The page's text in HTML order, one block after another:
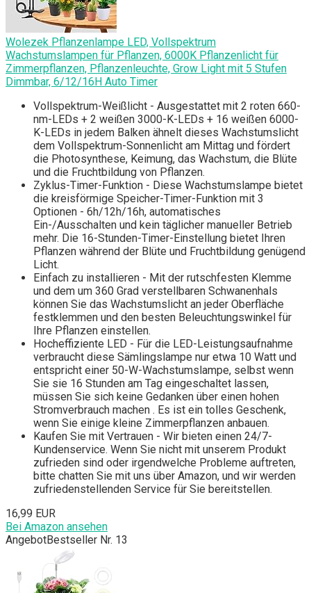
Wolezek Pflanzenlampe LED, Vollspektrum
Wachstumslampen für Pflanzen, 6000K Pflanzenlicht für
Zimmerpflanzen, Pflanzenleuchte, Grow Light mit 5 Stufen
Dimmbar, 6/12/16H Auto Timer
Vollspektrum-Weißlicht - Ausgestattet mit 2 roten 660-
nm-LEDs + 2 weißen 3000-K-LEDs + 16 weißen 6000-
K-LEDs in jedem Balken ähnelt dieses Wachstumslicht
dem Vollspektrum-Sonnenlicht am Mittag und fördert
die Photosynthese, Keimung, das Wachstum, die Blüte
und die Fruchtbildung von Pflanzen.
Zyklus-Timer-Funktion - Diese Wachstumslampe bietet
die kreisförmige Speicher-Timer-Funktion mit 3
Optionen - 6h/12h/16h, automatisches
Ein-/Ausschalten und kein täglicher manueller Betrieb
mehr. Die 16-Stunden-Timer-Einstellung bietet Ihren
Pflanzen während der Blüte und Fruchtbildung genügend
Licht.
Einfach zu installieren - Mit der rutschfesten Klemme
und dem um 360 Grad verstellbaren Schwanenhals
können Sie das Wachstumslicht an jeder Oberfläche
festklemmen und den besten Beleuchtungswinkel für
Ihre Pflanzen einstellen.
Hocheffiziente LED - Für die LED-Leistungsaufnahme
verbraucht diese Sämlingslampe nur etwa 10 Watt und
entspricht einer 50-W-Wachstumslampe, selbst wenn
Sie sie 16 Stunden am Tag eingeschaltet lassen,
müssen Sie sich keine Gedanken über einen hohen
Stromverbrauch machen . Es ist ein tolles Geschenk,
wenn Sie einige kleine Zimmerpflanzen anbauen.
Kaufen Sie mit Vertrauen - Wir bieten einen 24/7-
Kundenservice. Wenn Sie nicht mit unserem Produkt
zufrieden sind oder irgendwelche Probleme auftreten,
bitte chatten Sie mit uns über Amazon, und wir werden
zufriedenstellenden Service für Sie bereitstellen.
16,99 EUR
Bei Amazon ansehen
AngebotBestseller Nr. 13